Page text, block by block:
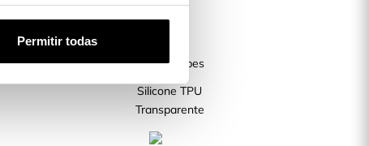
Permitir todas
Silicone TPU
Transparente